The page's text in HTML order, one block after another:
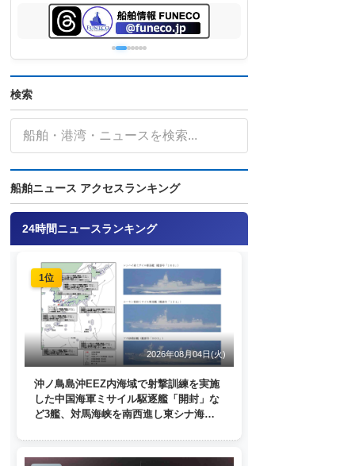
検索
船舶ニュース アクセスランキング
24時間ニュースランキング
1位
2026年08月04日(火)
沖ノ鳥島沖EEZ内海域で射撃訓練を実施
した中国海軍ミサイル駆逐艦「開封」な
ど3艦、対馬海峡を南西進し東シナ海